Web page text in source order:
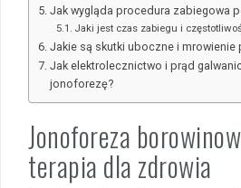
Jak wygląda procedura zabiegowa
Jaki jest czas zabiegu i
Jakie są skutki uboczne i mrowienie
Jak elektrolecznictwo i prąd
jonoforezę?
Jonoforeza
terapia dla zdrowia